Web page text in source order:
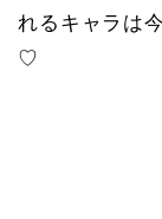
れるキャラは
♡